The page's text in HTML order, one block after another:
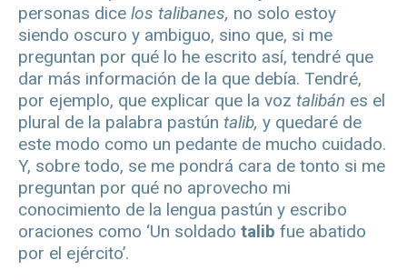
personas dice los talibanes, no solo estoy
siendo oscuro y ambiguo, sino que, si me
preguntan por qué lo he escrito así, tendré que
dar más información de la que debía. Tendré,
por ejemplo, que explicar que la voz talibán es el
plural de la palabra pastún talib, y quedaré de
este modo como un pedante de mucho cuidado.
Y, sobre todo, se me pondrá cara de tonto si me
preguntan por qué no aprovecho mi
conocimiento de la lengua pastún y escribo
oraciones como ‘Un soldado talib fue abatido
por el ejército’.